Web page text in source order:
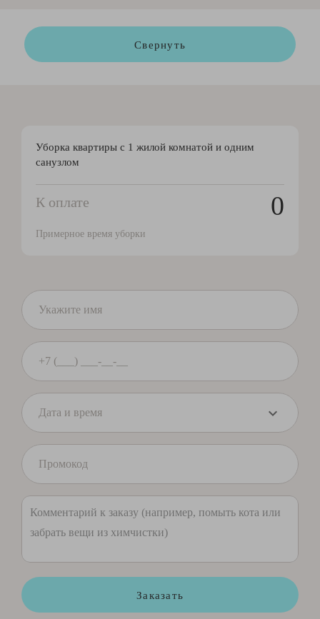
Свернуть
Уборка квартиры с 1 жилой комнатой и одним
санузлом
К оплате 0
Примерное время уборки
Заказать